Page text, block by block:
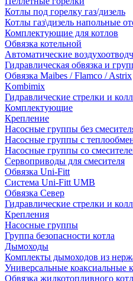
Котлы под горелку газ/дизель
Котлы газ\дизель напольные
Комплектующие для котлов
Обвязка котельной
Автоматические
Гидравлическая обвязка и
Обвязка Maibes / Flamco / Astrix
Kombimix
Гидравлические стрелки и
Комплектующие
Крепление
Насосные группы без
Насосные группы с
Насосные группы со
Сервоприводы для смесителя
Обвязка Uni-Fitt
Система Uni-Fitt UMB
Обвязка Север
Гидравлические стрелки и
Крепления
Насосные группы
Группа безопасности котла
Дымоходы
Комплекты дымоходов из
Универсальные коаксиальные
Обвязка жидкотопливного